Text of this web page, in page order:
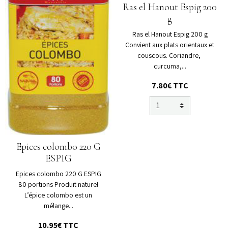
Epices colombo 220 G
ESPIG
Epices colombo 220 G ESPIG
80 portions Produit naturel
L’épice colombo est un
mélange...
10.95€ TTC
Ras el Hanout Espig 200
g
Ras el Hanout Espig 200 g
Convient aux plats orientaux et
couscous. Coriandre,
curcuma,...
7.80€ TTC